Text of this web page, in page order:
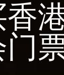
香
门